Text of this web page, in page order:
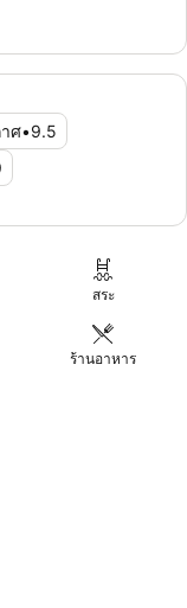
ศ•9.5
สระ
ร้านอาหาร